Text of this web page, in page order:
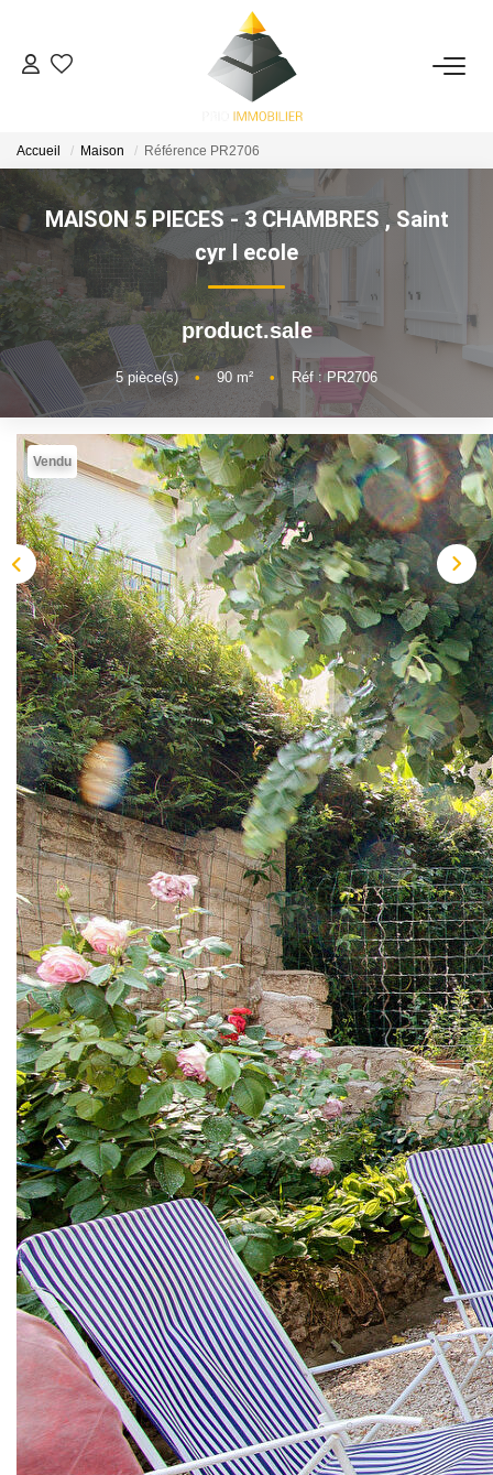
ACHETER
ESTIMATION
NOS ACTIONS COMMERCIALES
NOTRE AGENCE
CONTACT
Accueil Maison Référence PR2706
MAISON 5 PIECES - 3 CHAMBRES , Saint
cyr l ecole
product.sale
5pièce(s) • 90 m² • Réf : PR2706
Vendu
Description
Réf : PR2706
SAINT-CYR-L'ECOLE! En centre ville au pied des
commerces, écoles et à 10mn à pied de la gare qui dessert
ligne N/U , RER C et T13 et accès rapide à l'A86,A12,A13,
vous trouverez cette maison individuelle d'environ 90 m² de
5Pièces, 3chambres distribués de la façon suivante : au
rez-de-chaussée: une entrée, cuisine aménagée et équipée
ouverte sur le double séjour donnant sur le jardin exposé
plein sud, et une grande chambres , wc indépendant . A
l'étage : 2 chambres, un bureau, une buanderie, une salle
de bains avec fenêtre. Il existe également un sous-sol
partiel comprenant 2 caves . le terrain est d'une surface de
450 m² , il contient un plus de la maison, une dépendance
aménagée en studio d'environ 14 m² ainsi qu'un garage où
il est possible de garer sa voiture et sa moto .
A VISITER SANS PLUS TARDER! frais agence inclus de
5% à la charge acquéreurs.
** €483 000 honoraires inclus|€460 000 hors honoraires|Honoraires : 5.00%
TTC à la charge de l'acquéreur
Nos honoraires Nous contacter